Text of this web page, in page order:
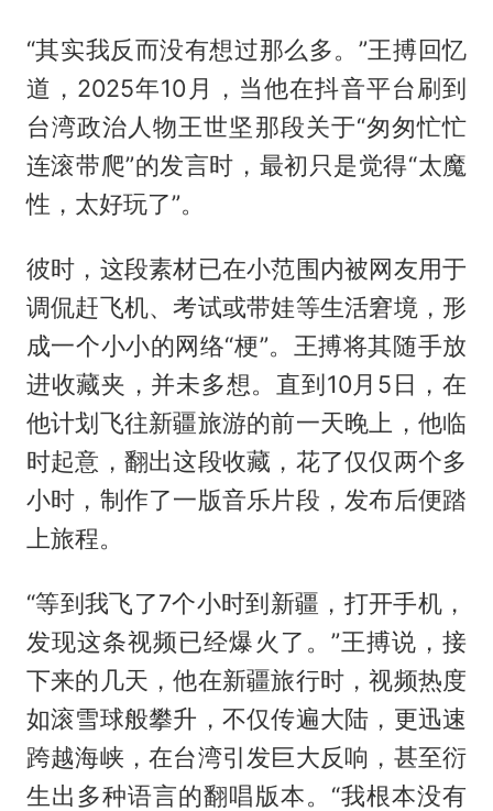
“其实我反而没有想过那么多。”王搏回忆
道，2025年10月，当他在抖音平台刷到
台湾政治人物王世坚那段关于“匆匆忙忙
连滚带爬”的发言时，最初只是觉得“太魔
性，太好玩了”。
彼时，这段素材已在小范围内被网友用于
调侃赶飞机、考试或带娃等生活窘境，形
成一个小小的网络“梗”。王搏将其随手放
进收藏夹，并未多想。直到10月5日，在
他计划飞往新疆旅游的前一天晚上，他临
时起意，翻出这段收藏，花了仅仅两个多
小时，制作了一版音乐片段，发布后便踏
上旅程。
“等到我飞了7个小时到新疆，打开手机，
发现这条视频已经爆火了。”王搏说，接
下来的几天，他在新疆旅行时，视频热度
如滚雪球般攀升，不仅传遍大陆，更迅速
跨越海峡，在台湾引发巨大反响，甚至衍
生出多种语言的翻唱版本。“我根本没有